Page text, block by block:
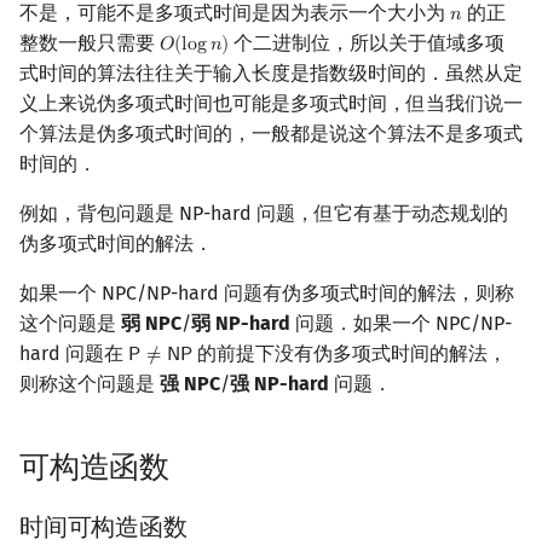
不是，可能不是多项式时间是因为表示一个大小为 𝑛
n 的正
整数一般只需要 𝑂(log𝑛)
O(logn) 个二进制位，所以关于值域多项
式时间的算法往往关于输入长度是指数级时间的．虽然从定
义上来说伪多项式时间也可能是多项式时间，但当我们说一
个算法是伪多项式时间的，一般都是说这个算法不是多项式
时间的．
例如，背包问题是 NP-hard 问题，但它有基于动态规划的
伪多项式时间的解法．
如果一个 NPC/NP-hard 问题有伪多项式时间的解法，则称
这个问题是 弱 NPC/弱 NP-hard 问题．如果一个 NPC/NP-
hard 问题在 𝖯 ≠ 𝖭𝖯
P≠NP
的前提下没有伪多项式时间的解法，
则称这个问题是 强 NPC/强 NP-hard 问题．
可构造函数
时间可构造函数